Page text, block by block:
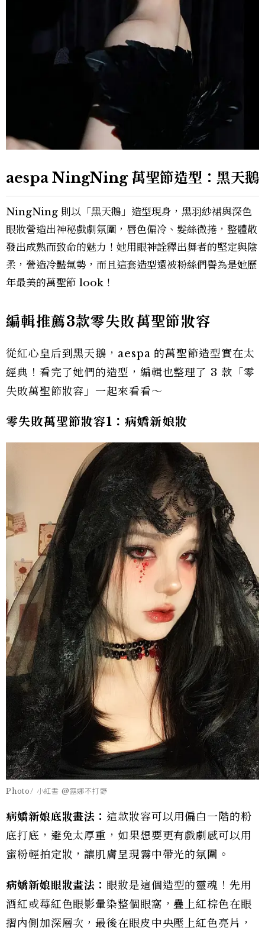
aespa NingNing 萬聖節造型：黑天鵝
NingNing 則以「黑天鵝」造型現身，黑羽紗裙與深色
眼妝營造出神秘戲劇氛圍，唇色偏冷、髮絲微捲，整體散
發出成熟而致命的魅力！她用眼神詮釋出舞者的堅定與陰
柔，營造冷豔氣勢，而且這套造型還被粉絲們譽為是她歷
年最美的萬聖節 look！
編輯推薦3款零失敗萬聖節妝容
從紅心皇后到黑天鵝，aespa 的萬聖節造型實在太
經典！看完了她們的造型，編輯也整理了 3 款「零
失敗萬聖節妝容」一起來看看～
零失敗萬聖節妝容1：病嬌新娘妝
Photo/ 小紅書 @露娜不打野
病嬌新娘底妝畫法： 這款妝容可以用偏白一階的粉
底打底，避免太厚重，如果想要更有戲劇感可以用
蜜粉輕拍定妝，讓肌膚呈現霧中帶光的氛圍。
病嬌新娘眼妝畫法： 眼妝是這個造型的靈魂！先用
酒紅或莓紅色眼影暈染整個眼窩，疊上紅棕色在眼
摺內側加深層次，最後在眼皮中央壓上紅色亮片，